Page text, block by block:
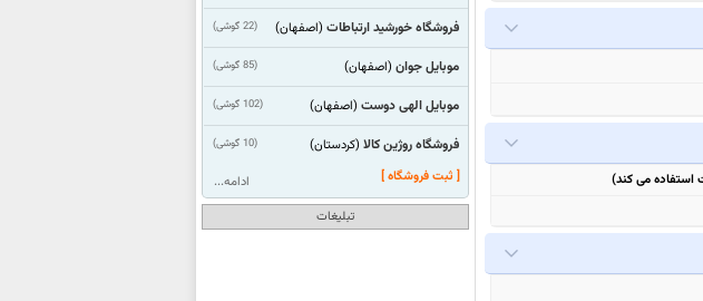
(22 گوشی) فروشگاه خورشید ارتباطات (اصفهان)
(85 گوشی) موبایل جوان (اصفهان)
(102 گوشی) موبایل الهی دوست (اصفهان)
(10 گوشی) فروشگاه روژین کالا (كردستان)
[ ثبت فروشگاه ]
ادامه...
تبلیغات